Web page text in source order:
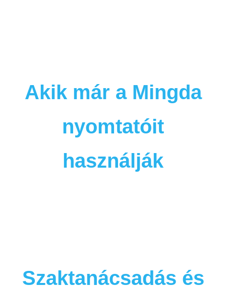
Akik már a Mingda
nyomtatóit
használják
Szaktanácsadás és